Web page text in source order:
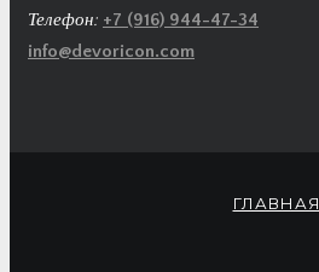
Телефон: +7 (916) 944-47-34
info@devoricon.com
ГЛАВНАЯ